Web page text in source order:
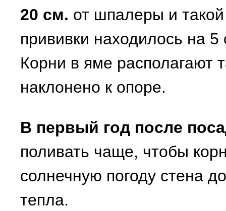
20 см. от шпалеры и
прививки находилось на
Корни в яме располагают
наклонено к опоре.
В первый год после
поливать чаще, чтобы
солнечную погоду стена
тепла.